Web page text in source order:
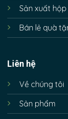
Sản xuất
Bán lẻ quà
Liên hệ
Về chúng tôi
Sản phẩm